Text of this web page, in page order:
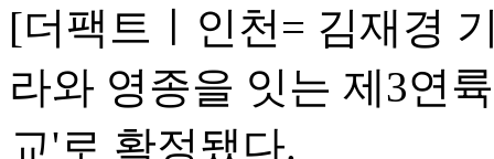
[더팩트ㅣ인천= 김재경
라와 영종을 잇는 제3연
교'로 확정됐다.